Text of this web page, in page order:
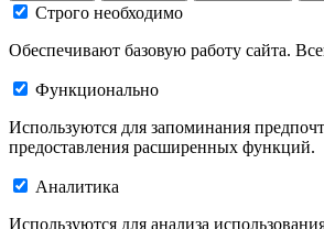
Строго необходимо
Обеспечивают базовую работу сайта.
Функционально
Используются для запоминания
предоставления расширенных функций.
Аналитика
Используются для анализа